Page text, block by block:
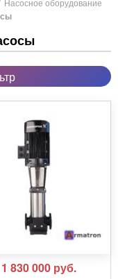
Насосное оборудование
1 830 000 руб.